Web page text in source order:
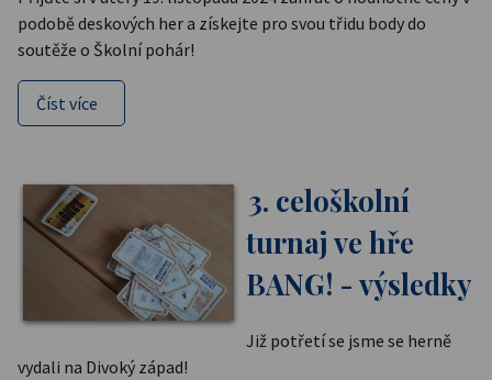
podobě deskových her a získejte pro svou třidu body do
soutěže o Školní pohár!
Číst více
3. celoškolní
turnaj ve hře
BANG! - výsledky
Již potřetí se jsme se herně
vydali na Divoký západ!